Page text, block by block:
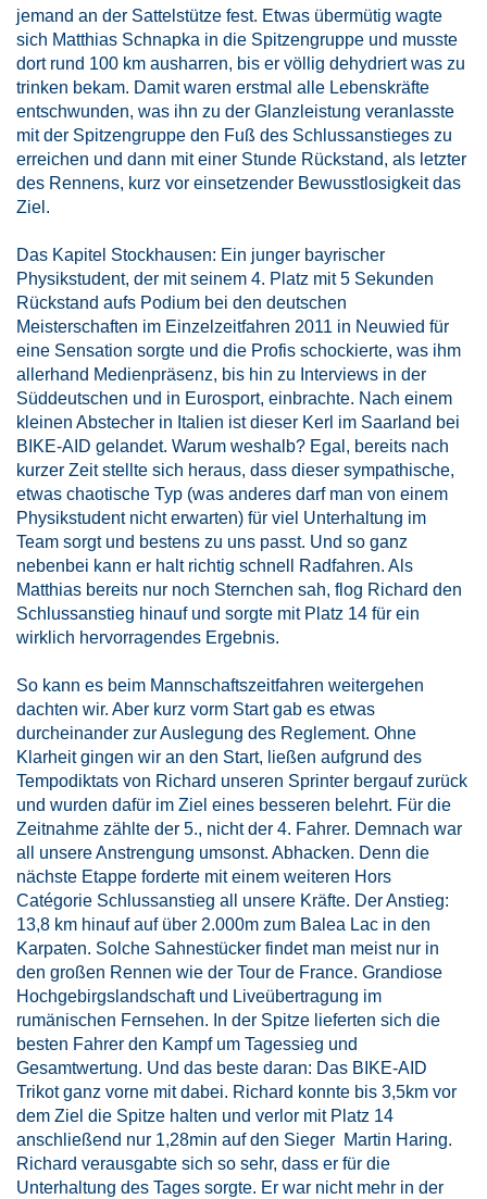
jemand an der Sattelstütze fest. Etwas übermütig wagte
sich Matthias Schnapka in die Spitzengruppe und musste
dort rund 100 km ausharren, bis er völlig dehydriert was zu
trinken bekam. Damit waren erstmal alle Lebenskräfte
entschwunden, was ihn zu der Glanzleistung veranlasste
mit der Spitzengruppe den Fuß des Schlussanstieges zu
erreichen und dann mit einer Stunde Rückstand, als letzter
des Rennens, kurz vor einsetzender Bewusstlosigkeit das
Ziel.
Das Kapitel Stockhausen: Ein junger bayrischer
Physikstudent, der mit seinem 4. Platz mit 5 Sekunden
Rückstand aufs Podium bei den deutschen
Meisterschaften im Einzelzeitfahren 2011 in Neuwied für
eine Sensation sorgte und die Profis schockierte, was ihm
allerhand Medienpräsenz, bis hin zu Interviews in der
Süddeutschen und in Eurosport, einbrachte. Nach einem
kleinen Abstecher in Italien ist dieser Kerl im Saarland bei
BIKE-AID gelandet. Warum weshalb? Egal, bereits nach
kurzer Zeit stellte sich heraus, dass dieser sympathische,
etwas chaotische Typ (was anderes darf man von einem
Physikstudent nicht erwarten) für viel Unterhaltung im
Team sorgt und bestens zu uns passt. Und so ganz
nebenbei kann er halt richtig schnell Radfahren. Als
Matthias bereits nur noch Sternchen sah, flog Richard den
Schlussanstieg hinauf und sorgte mit Platz 14 für ein
wirklich hervorragendes Ergebnis.
So kann es beim Mannschaftszeitfahren weitergehen
dachten wir. Aber kurz vorm Start gab es etwas
durcheinander zur Auslegung des Reglement. Ohne
Klarheit gingen wir an den Start, ließen aufgrund des
Tempodiktats von Richard unseren Sprinter bergauf zurück
und wurden dafür im Ziel eines besseren belehrt. Für die
Zeitnahme zählte der 5., nicht der 4. Fahrer. Demnach war
all unsere Anstrengung umsonst. Abhacken. Denn die
nächste Etappe forderte mit einem weiteren Hors
Catégorie Schlussanstieg all unsere Kräfte. Der Anstieg:
13,8 km hinauf auf über 2.000m zum Balea Lac in den
Karpaten. Solche Sahnestücker findet man meist nur in
den großen Rennen wie der Tour de France. Grandiose
Hochgebirgslandschaft und Liveübertragung im
rumänischen Fernsehen. In der Spitze lieferten sich die
besten Fahrer den Kampf um Tagessieg und
Gesamtwertung. Und das beste daran: Das BIKE-AID
Trikot ganz vorne mit dabei. Richard konnte bis 3,5km vor
dem Ziel die Spitze halten und verlor mit Platz 14
anschließend nur 1,28min auf den Sieger Martin Haring.
Richard verausgabte sich so sehr, dass er für die
Unterhaltung des Tages sorgte. Er war nicht mehr in der